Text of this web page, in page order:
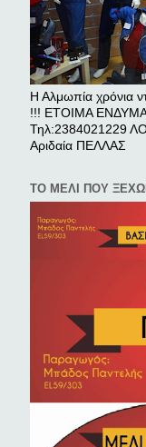
Η Αλμωπία χρόνια
!!! ΕΤΟΙΜΑ
Τηλ:2384021229
Αριδαία ΠΕΛΛAΣ
ΤΟ ΜΕΛΙ ΠΟΥ